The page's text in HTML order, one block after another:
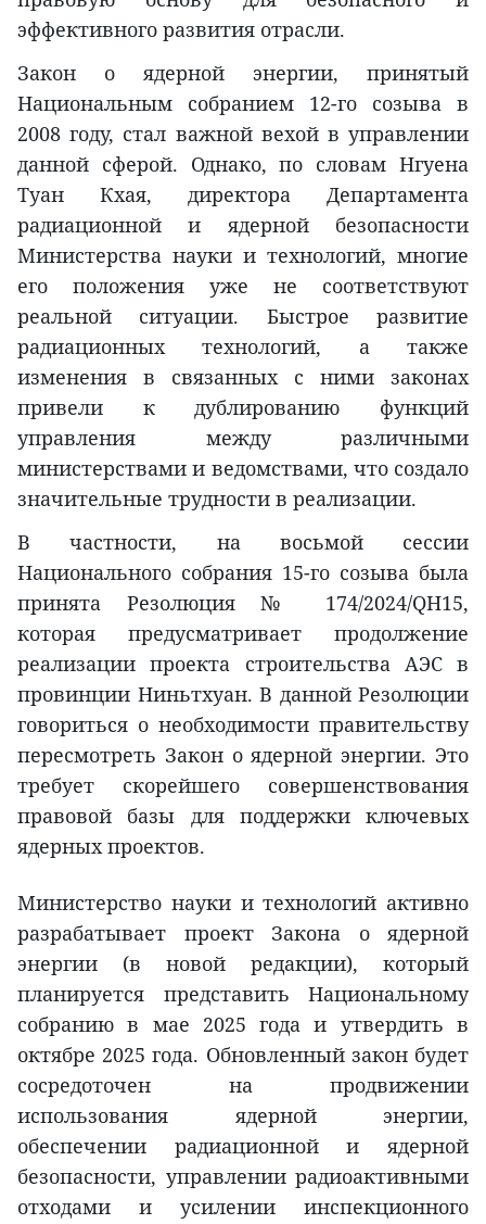
эффективного развития отрасли.
Закон о ядерной энергии, принятый
Национальным собранием 12-го созыва в
2008 году, стал важной вехой в управлении
данной сферой. Однако, по словам Нгуена
Туан Кхая, директора Департамента
радиационной и ядерной безопасности
Министерства науки и технологий, многие
его положения уже не соответствуют
реальной ситуации. Быстрое развитие
радиационных технологий, а также
изменения в связанных с ними законах
привели к дублированию функций
управления между различными
министерствами и ведомствами, что создало
значительные трудности в реализации.
В частности, на восьмой сессии
Национального собрания 15-го созыва была
принята Резолюция № 174/2024/QH15,
которая предусматривает продолжение
реализации проекта строительства АЭС в
провинции Ниньтхуан. В данной Резолюции
говориться о необходимости правительству
пересмотреть Закон о ядерной энергии. Это
требует скорейшего совершенствования
правовой базы для поддержки ключевых
ядерных проектов.
Министерство науки и технологий активно
разрабатывает проект Закона о ядерной
энергии (в новой редакции), который
планируется представить Национальному
собранию в мае 2025 года и утвердить в
октябре 2025 года. Обновленный закон будет
сосредоточен на продвижении
использования ядерной энергии,
обеспечении радиационной и ядерной
безопасности, управлении радиоактивными
отходами и усилении инспекционного